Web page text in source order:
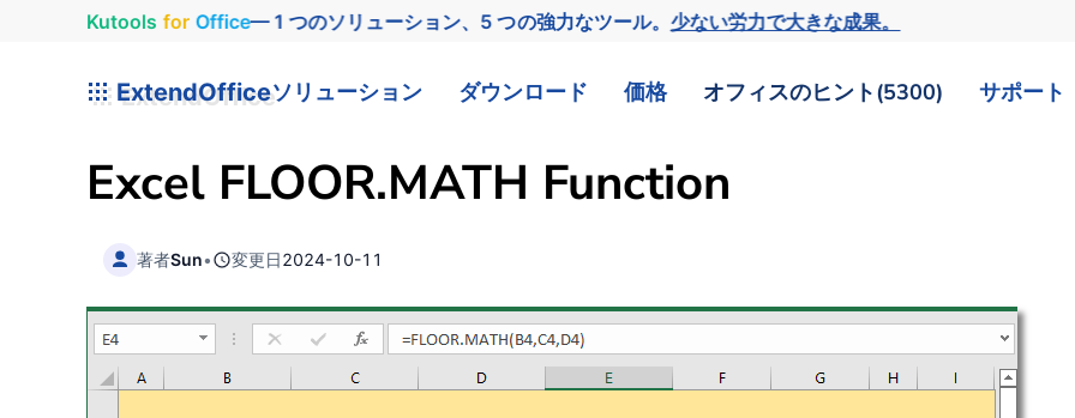
Kutools for Office— 1 つのソリューション、5 つの強力なツール。少ない労力で大きな成果。
ExtendOfficeソリューション ダウンロード 価格 オフィスのヒント(5300) サポート
Excel FLOOR.MATH Function
著者Sun• 変更日2024-10-11